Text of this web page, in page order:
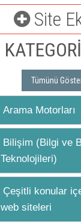
Site
Tümünü
Arama Motorları
Bilişim (Bilgi ve
Teknolojileri)
Çeşitli konular
web siteleri